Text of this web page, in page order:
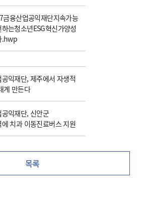
융산업공익재단지속가능
는청소년ESG혁신가양성
.hwp
익재단, 제주에서 자생적
계 만든다
익재단, 신안군
치과 이동진료버스 지원
목록